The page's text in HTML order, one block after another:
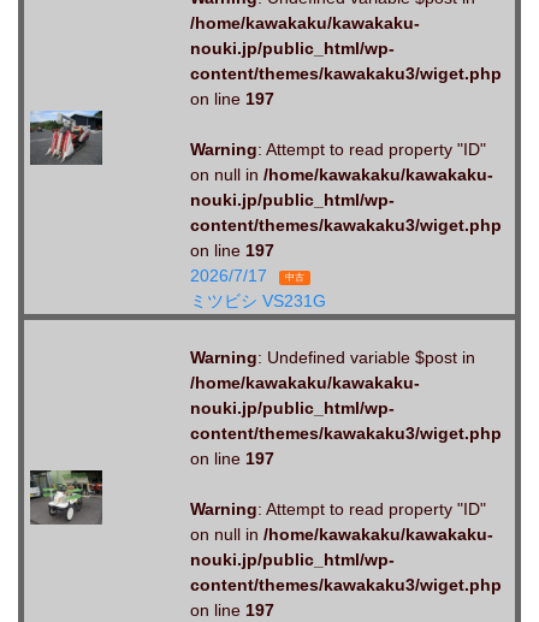
/home/kawakaku/kawakaku-
nouki.jp/public_html/wp-
content/themes/kawakaku3/wiget.php
on line 197
Warning: Attempt to read property "ID"
on null in /home/kawakaku/kawakaku-
nouki.jp/public_html/wp-
content/themes/kawakaku3/wiget.php
on line 197
2026/7/17
中古
ミツビシ VS231G
Warning: Undefined variable $post in
/home/kawakaku/kawakaku-
nouki.jp/public_html/wp-
content/themes/kawakaku3/wiget.php
on line 197
Warning: Attempt to read property "ID"
on null in /home/kawakaku/kawakaku-
nouki.jp/public_html/wp-
content/themes/kawakaku3/wiget.php
on line 197